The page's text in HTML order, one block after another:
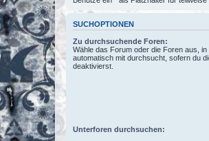
SUCHOPTIONEN
Zu durchsuchende Foren:
Wähle das Forum oder die Foren aus,
automatisch mit durchsucht, sofern du
deaktivierst.
Unterforen durchsuchen: